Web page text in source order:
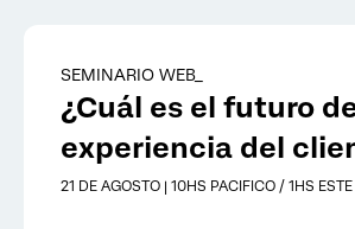
SEMINARIO WEB_
¿Cuál es el futuro
experiencia del
21 DE AGOSTO | 10HS PACIFICO / 1HS ESTE